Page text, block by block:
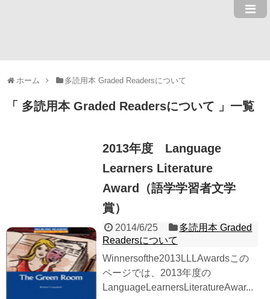
ホーム 多読用本 Graded Readersについて
多読用本 Graded Readersについて 一覧
2013年度 Language
Learners Literature
Award（語学学習者文学
賞）
2014/6/25
多読用本 Graded
Readersについて
Winnersofthe2013LLLAwardsこの
ページでは、2013年度の
LanguageLearnersLiteratureAwar...